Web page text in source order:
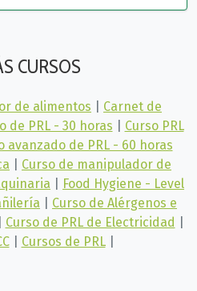
CURSOS
de alimentos
Carnet de
de PRL - 30 horas
Curso PRL
avanzado de PRL - 60 horas
Curso de manipulador de
Food Hygiene - Level
Curso de Alérgenos e
Curso de PRL de Electricidad
Cursos de PRL